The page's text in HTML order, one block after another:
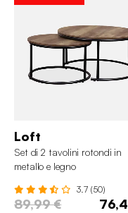
Loft
Set di 2 tavolini rotondi in
metallo e legno
3.7 (50)
89,99 €